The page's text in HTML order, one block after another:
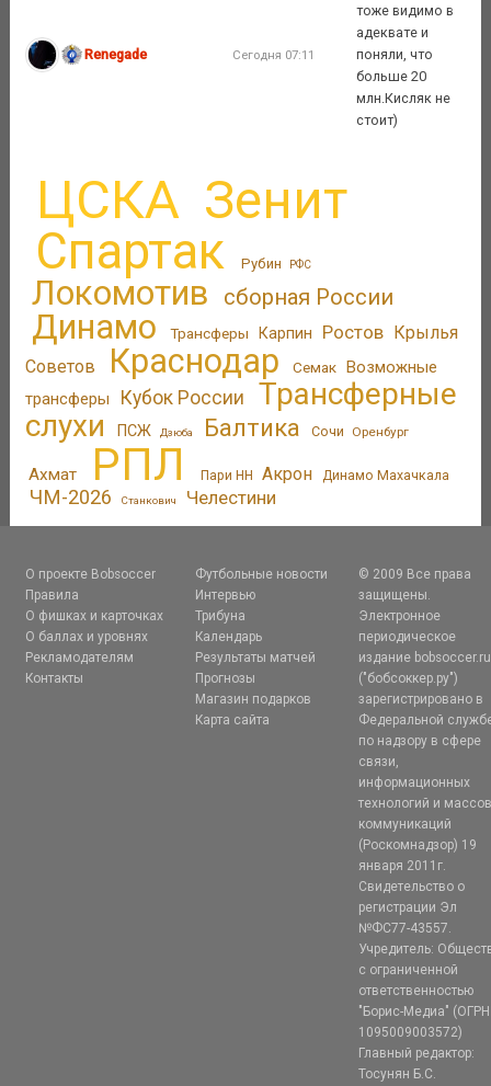
Renegade Сегодня 07:11
тоже видимо в
адеквате и
поняли, что
больше 20
млн.Кисляк не
стоит)
ЦСКА Зенит
Спартак Рубин РФС
Локомотив сборная России
Динамо Трансферы Карпин Ростов Крылья
Советов
Краснодар Семак Возможные
трансферы
Кубок России
Трансферные
слухи
ПСЖ Дзюба Балтика Сочи Оренбург
Ахмат РПЛ Пари НН Акрон Динамо Махачкала
ЧМ-2026 Станкович Челестини
О проекте Bobsoccer
Правила
О фишках и карточках
О баллах и уровнях
Рекламодателям
Контакты
Футбольные новости
Интервью
Трибуна
Календарь
Результаты матчей
Прогнозы
Магазин подарков
Карта сайта
© 2009 Все права
защищены.
Электронное
периодическое
издание bobsoccer.ru
("бобсоккер.ру")
зарегистрировано в
Федеральной
по надзору в сфере
связи,
информационных
технологий и
коммуникаций
(Роскомнадзор) 19
января 2011г.
Свидетельство о
регистрации Эл
№ФС77-43557.
Учредитель:
с ограниченной
ответственностью
"Борис-Медиа" (ОГРН
1095009003572)
Главный редактор:
Тосунян Б.С.